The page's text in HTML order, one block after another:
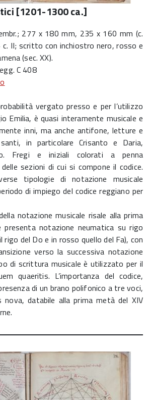
[1201-1300 ca.]
277 x 180 mm, 235 x 160 mm (c.
II; scritto con inchiostro nero, rosso e
(sec. XX).
C 408
vergato presso e per l’utilizzo
Emilia, è quasi interamente musicale e
inni, ma anche antifone, letture e
in particolare Crisanto e Daria,
Fregi e iniziali colorati a penna
sezioni di cui si compone il codice.
tipologie di notazione musicale
di impiego del codice reggiano per
notazione musicale risale alla prima
notazione neumatica su rigo
rigo del Do e in rosso quello del Fa), con
verso la successiva notazione
di scrittura musicale è utilizzato per il
quaeritis. L’importanza del codice,
di un brano polifonico a tre voci,
nova, databile alla prima metà del XIV